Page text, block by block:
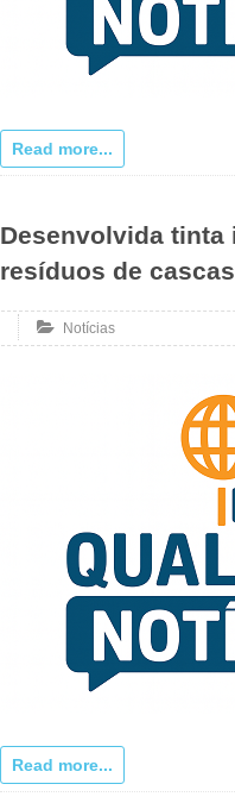
Read more...
Desenvolvida tinta
resíduos de
Notícias
Read more...